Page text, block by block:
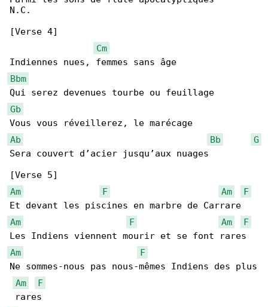
N.C.
[Verse 4]
Cm
Bbm
Gb
Ab
Bb
G
Sera couvert d’acier jusqu’aux nuages
Am
F Am
F
Am
F Am
F
Am
F
Ne sommes-nous pas nous-mêmes Indiens des plus
Am
F